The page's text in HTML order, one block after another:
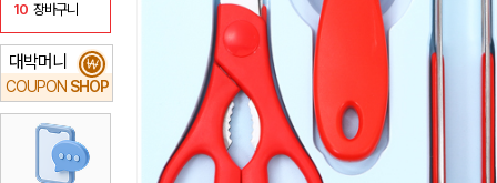
10 장바구니
대박머니
COUPON SHOP
₩